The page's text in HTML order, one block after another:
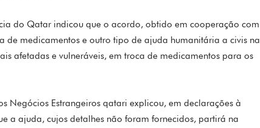
do Qatar indicou que o acordo, obtido em cooperação com
de medicamentos e outro tipo de ajuda humanitária a civis na
afetadas e vulneráveis, em troca de medicamentos para os
Negócios Estrangeiros qatari explicou, em declarações à
a ajuda, cujos detalhes não foram fornecidos, partirá na